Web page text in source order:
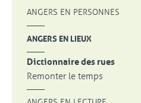
ANGERS EN PERSONNES
ANGERS EN LIEUX
Dictionnaire des rues
Remonter le temps